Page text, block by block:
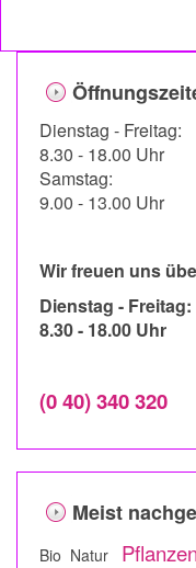
Dienstag - Freitag:
8.30 - 18.00 Uhr
Samstag:
9.00 - 13.00 Uhr
Wir freuen uns
Dienstag - Freitag:
8.30 - 18.00 Uhr
(0 40) 340 320
Meist
Bio Natur